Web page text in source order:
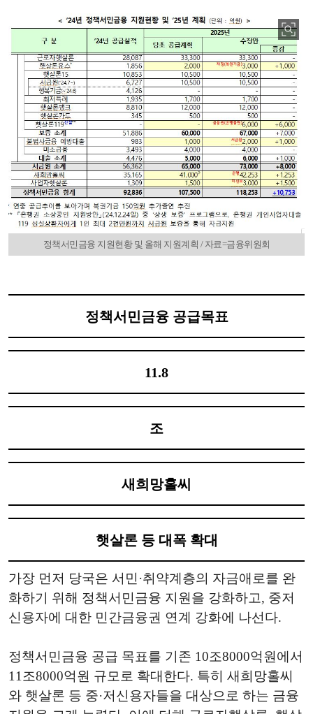
정책서민금융 지원현황 및 올해 지원계획 / 자료=금융위원회
정책서민금융 공급목표
11.8
조
새희망홀씨
햇살론 등 대폭 확대
가장 먼저 당국은 서민·취약계층의 자금애로를 완
화하기 위해 정책서민금융 지원을 강화하고, 중저
신용자에 대한 민간금융권 연계 강화에 나선다.
정책서민금융 공급 목표를 기존 10조8000억원에서
11조8000억원 규모로 확대한다. 특히 새희망홀씨
와 햇살론 등 중·저신용자들을 대상으로 하는 금융